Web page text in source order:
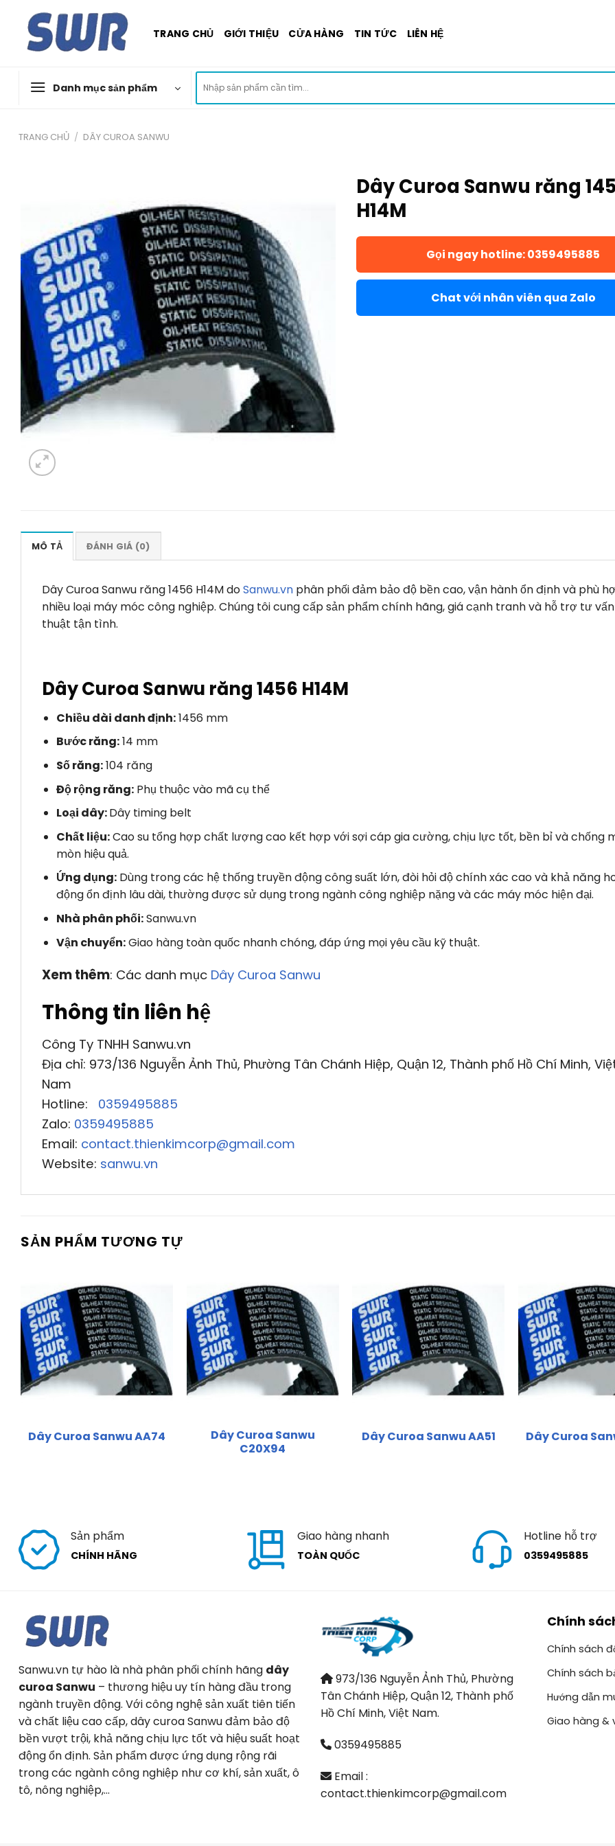
content
TRANG CHỦ GIỚI THIỆU CỬA HÀNG TIN TỨC LIÊN HỆ
Danh mục sản phẩm
kiếm:
TRANG CHỦ / DÂY CUROA SANWU
Dây Curoa Sanwu răng
H14M
Gọi ngay hotline: 0359495885
Chat với nhân viên qua Zalo
MÔ TẢ ĐÁNH GIÁ (0)
Dây Curoa Sanwu răng 1456 H14M doSanwu.vn phân phối đảm bảo độ bền cao, vận hành ổn định và phù
nhiều loại máy móc công nghiệp. Chúng tôi cung cấp sản phẩm chính hãng, giá cạnh tranh và hỗ trợ tư
thuật tận tình.
Dây Curoa Sanwu răng 1456 H14M
Chiều dài danh định:1456 mm
Bước răng:14 mm
Số răng:104 răng
Độ rộng răng:Phụ thuộc vào mã cụ thể
Loại dây:Dây timing belt
Chất liệu:Cao su tổng hợp chất lượng cao kết hợp với sợi cáp gia cường, chịu lực tốt, bền bỉ và chống
mòn hiệu quả.
Ứng dụng:Dùng trong các hệ thống truyền động công suất lớn, đòi hỏi độ chính xác cao và khả năng
động ổn định lâu dài, thường được sử dụng trong ngành công nghiệp nặng và các máy móc hiện đại.
Nhà phân phối:Sanwu.vn
Vận chuyển:Giao hàng toàn quốc nhanh chóng, đáp ứng mọi yêu cầu kỹ thuật.
Xem thêm: Các danh mục Dây Curoa Sanwu
Thông tin liên hệ
Công Ty TNHH Sanwu.vn
Địa chỉ: 973/136 Nguyễn Ảnh Thủ, Phường Tân Chánh Hiệp, Quận 12, Thành phố Hồ Chí Minh,
Nam
Hotline: 0359495885
Zalo: 0359495885
Email: contact.thienkimcorp@gmail.com
Website: sanwu.vn
SẢN PHẨM TƯƠNG TỰ
Dây Curoa Sanwu AA74
Dây Curoa Sanwu
C20X94
Dây Curoa Sanwu AA51 Dây Curoa
Sản phẩm
CHÍNH HÃNG
Giao hàng nhanh
TOÀN QUỐC
Hotline hỗ trợ
0359495885
Sanwu.vn tự hào là nhà phân phối chính hãng dây
curoa Sanwu – thương hiệu uy tín hàng đầu trong
ngành truyền động. Với công nghệ sản xuất tiên tiến
và chất liệu cao cấp, dây curoa Sanwu đảm bảo độ
bền vượt trội, khả năng chịu lực tốt và hiệu suất hoạt
động ổn định. Sản phẩm được ứng dụng rộng rãi
trong các ngành công nghiệp như cơ khí, sản xuất, ô
tô, nông nghiệp,…
973/136 Nguyễn Ảnh Thủ, Phường
Tân Chánh Hiệp, Quận 12, Thành phố
Hồ Chí Minh, Việt Nam.
0359495885
Email :
contact.thienkimcorp@gmail.com
Chính
Chính sách
Chính sách
Hướng dẫn
Giao hàng &